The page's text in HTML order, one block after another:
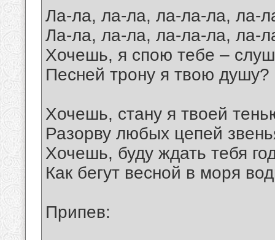
Ла-ла, ла-ла, ла-ла-ла, ла-
Ла-ла, ла-ла, ла-ла-ла, ла-
Хочешь, я спою тебе –
Песней трону я твою душу?
Хочешь, стану я твоей
Разорву любых цепей
Хочешь, буду ждать тебя
Как бегут весной в моря
Припев: